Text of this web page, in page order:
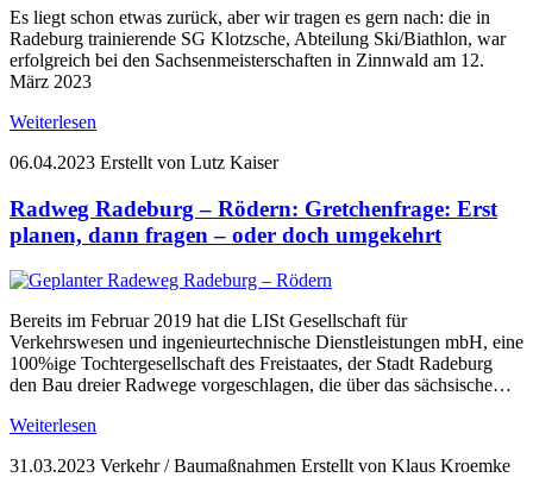
Es liegt schon etwas zurück, aber wir tragen es gern nach: die in
Radeburg trainierende SG Klotzsche, Abteilung Ski/Biathlon, war
erfolgreich bei den Sachsenmeisterschaften in Zinnwald am 12.
März 2023
Weiterlesen
06.04.2023 Erstellt von Lutz Kaiser
Radweg Radeburg – Rödern: Gretchenfrage: Erst
planen, dann fragen – oder doch umgekehrt
Bereits im Februar 2019 hat die LISt Gesellschaft für
Verkehrswesen und ingenieurtechnische Dienstleistungen mbH, eine
100%ige Tochtergesellschaft des Freistaates, der Stadt Radeburg
den Bau dreier Radwege vorgeschlagen, die über das sächsische…
Weiterlesen
31.03.2023 Verkehr / Baumaßnahmen Erstellt von Klaus Kroemke